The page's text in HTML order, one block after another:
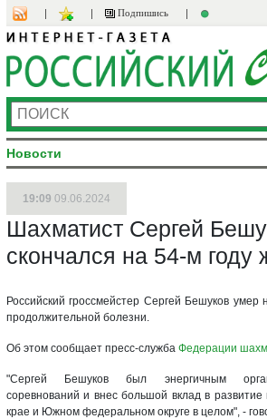
Подпишись
Новости
19:09 09.06.2024
Шахматист Сергей
скончался на 54-м году
Российский гроссмейстер Сергей Бешуков умер
продолжительной болезни.
Об этом сообщает пресс-служба Федерации
"Сергей Бешуков был энергичным
соревнований и внес большой вклад в
крае и Южном федеральном округе в целом", -